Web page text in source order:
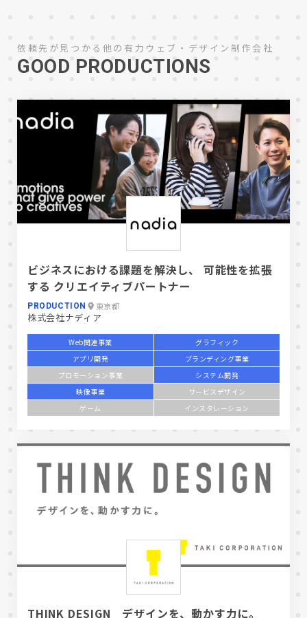
依頼先が見つかる他の有力ウェブ・デザイン制作会社
GOOD PRODUCTIONS
ビジネスにおける課題を解決し、 可能性を拡張
する クリエイティブパートナー
PRODUCTION 東京都
株式会社ナディア
Web関連事業
グラフィック
アプリ開発
ブランディング事業
プロモーション事業
システム開発
映像事業
サービスデザイン
ゲーム
インスタレーション
THINK DESIGN デザインを、動かす力に。